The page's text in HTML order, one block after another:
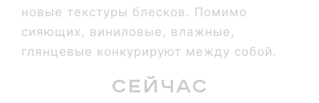
новые текстуры блесков. Помимо
сияющих, виниловые, влажные,
глянцевые конкурируют между собой.
Сейчас